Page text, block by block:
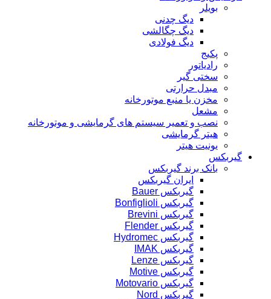
بویلر
دیگ چدنی
دیگ چگالشی
دیگ فولادی
پکیج
رادیاتور
سختی گیر
مبدل حرارتی
مخزن یا منبع موتورخانه
مشعل
نصب و تعمیر سیستم های گرمایشی و موتورخانه
هیتر گرمایشی
یونیت هیتر
گیربکس
بانک برند گیربکس
ایران گیربکس
گیربکس Bauer
گیربکس Bonfiglioli
گیربکس Brevini
گیربکس Flender
گیربکس Hydromec
گیربکس IMAK
گیربکس Lenze
گیربکس Motive
گیربکس Motovario
گیربکس Nord